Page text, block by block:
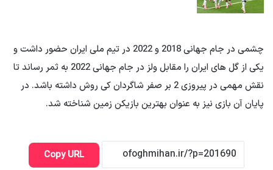
چشمی در جام جهانی 2018 و 2022 در تیم ملی ایران حضور داشت و
یکی از گل های ایران را مقابل ولز در جام جهانی 2022 به ثمر رساند تا
نقش مهمی در پیروزی 2 بر صفر شاگردان کی روش داشته باشد. در
پایان آن بازی نیز به عنوان بهترین بازیکن زمین شناخته شد.
Copy URL